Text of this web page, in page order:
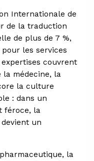
Internationale de
de la traduction
de plus de 7 %,
les services
couvrent
la médecine, la
la culture
: dans un
féroce, la
un
la